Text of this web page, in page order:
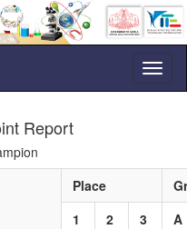
Report
Place
1
2 3
A